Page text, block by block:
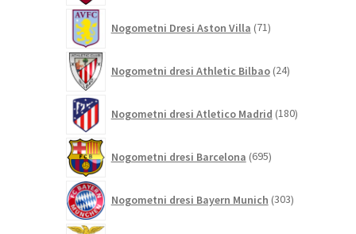
Nogometni Dresi Aston Villa 71izdelkov
Nogometni dresi Athletic Bilbao 24izdelkov
Nogometni dresi Atletico Madrid 180izdelkov
Nogometni dresi Barcelona 695izdelkov
Nogometni dresi Bayern Munich 303izdelki